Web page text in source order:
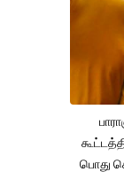
பொது